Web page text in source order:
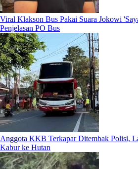
Viral Klakson Bus Pakai Suara Jokowi
Penjelasan PO Bus
Anggota KKB Terkapar Ditembak Polisi,
Kabur ke Hutan